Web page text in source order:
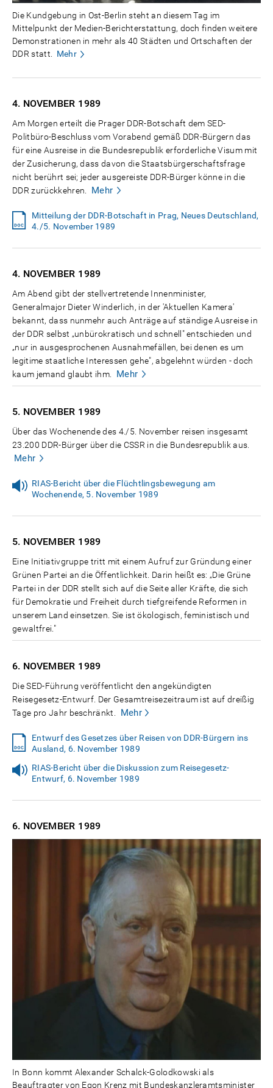
Die Kundgebung in Ost-Berlin steht an diesem Tag im
Mittelpunkt der Medien-Berichterstattung, doch finden weitere
Demonstrationen in mehr als 40 Städten und Ortschaften der
DDR statt. Mehr
4. NOVEMBER 1989
Am Morgen erteilt die Prager DDR-Botschaft dem SED-
Politbüro-Beschluss vom Vorabend gemäß DDR-Bürgern das
für eine Ausreise in die Bundesrepublik erforderliche Visum mit
der Zusicherung, dass davon die Staatsbürgerschaftsfrage
nicht berührt sei; jeder ausgereiste DDR-Bürger könne in die
DDR zurückkehren.
Mehr
Mitteilung der DDR-Botschaft in Prag, Neues Deutschland,
4./5. November 1989
4. NOVEMBER 1989
Am Abend gibt der stellvertretende Innenminister,
Generalmajor Dieter Winderlich, in der 'Aktuellen Kamera'
bekannt, dass nunmehr auch Anträge auf ständige Ausreise in
der DDR selbst „unbürokratisch und schnell" entschieden und
„nur in ausgesprochenen Ausnahmefällen, bei denen es um
legitime staatliche Interessen gehe", abgelehnt würden - doch
kaum jemand glaubt ihm.
Mehr
5. NOVEMBER 1989
Über das Wochenende des 4./5. November reisen insgesamt
23.200 DDR-Bürger über die CSSR in die Bundesrepublik aus.
Mehr
RIAS-Bericht über die Flüchtlingsbewegung am
Wochenende, 5. November 1989
5. NOVEMBER 1989
Eine Initiativgruppe tritt mit einem Aufruf zur Gründung einer
Grünen Partei an die Öffentlichkeit. Darin heißt es: „Die Grüne
Partei in der DDR stellt sich auf die Seite aller Kräfte, die sich
für Demokratie und Freiheit durch tiefgreifende Reformen in
unserem Land einsetzen. Sie ist ökologisch, feministisch und
gewaltfrei."
6. NOVEMBER 1989
Die SED-Führung veröffentlicht den angekündigten
Reisegesetz-Entwurf. Der Gesamtreisezeitraum ist auf dreißig
Tage pro Jahr beschränkt.
Mehr
Entwurf des Gesetzes über Reisen von DDR-Bürgern ins
Ausland, 6. November 1989
RIAS-Bericht über die Diskussion zum Reisegesetz-
Entwurf, 6. November 1989
6. NOVEMBER 1989
In Bonn kommt Alexander Schalck-Golodkowski als
Beauftragter von Egon Krenz mit Bundeskanzleramtsminister